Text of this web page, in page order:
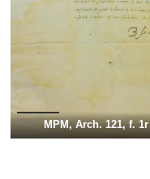
MPM, Arch. 121, f. 1r